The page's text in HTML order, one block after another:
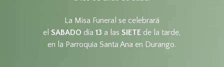
La Misa Funeral se celebrará
el SABADO día13 a las SIETE de la tarde,
en la Parroquia Santa Ana en Durango.